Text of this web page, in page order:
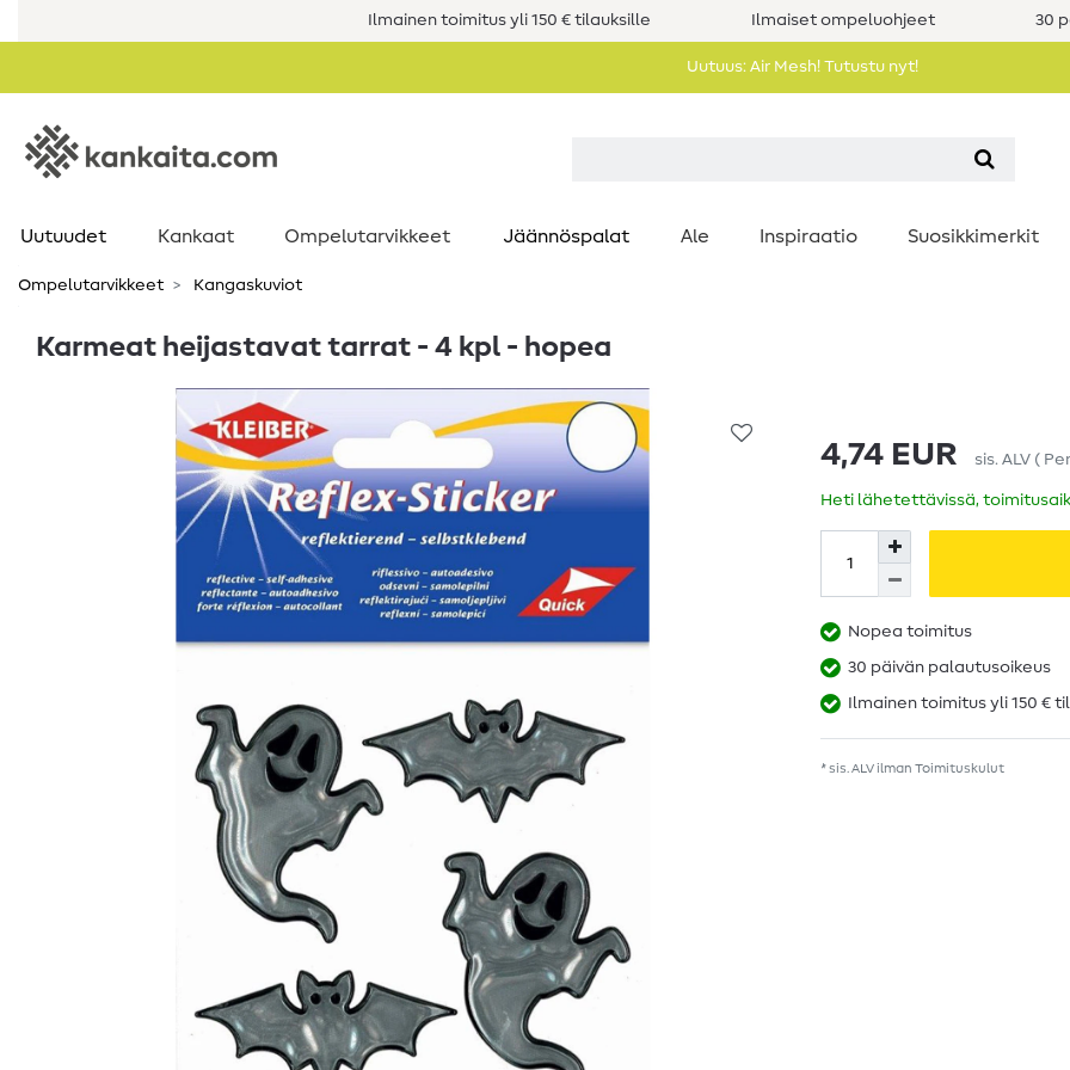
Ilmainen toimitus yli 150 € tilauksille Ilmaiset ompeluohjeet 30
Uutuus: Air Mesh! Tutustu nyt!
Uutuudet Kankaat Ompelutarvikkeet Jäännöspalat Ale Inspiraatio Suosikkimerkit
Ompelutarvikkeet Kangaskuviot
Karmeat heijastavat tarrat - 4 kpl - hopea
4,74 EUR sis. ALV (
Heti lähetettävissä,
Nopea toimitus
30 päivän palautusoikeus
Ilmainen toimitus yli 150 €
* sis. ALV ilman Toimituskulut